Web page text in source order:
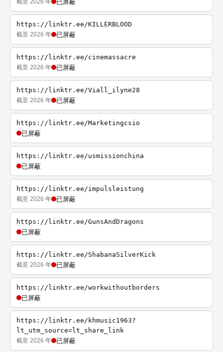
https://linktr.ee/KILLERBLOOD
截至 2026 年 已屏蔽
https://linktr.ee/cinemassacre
截至 2026 年 已屏蔽
https://linktr.ee/Viall_ilyne28
截至 2026 年 已屏蔽
https://linktr.ee/Marketingcsio
已屏蔽
https://linktr.ee/usmissionchina
已屏蔽
https://linktr.ee/impulsleistung
截至 2026 年 已屏蔽
https://linktr.ee/GunsAndDragons
已屏蔽
https://linktr.ee/ShabanaSilverKick
截至 2026 年 已屏蔽
https://linktr.ee/workwithoutborders
已屏蔽
https://linktr.ee/khmusic1963?
lt_utm_source=lt_share_link
截至 2026 年 已屏蔽